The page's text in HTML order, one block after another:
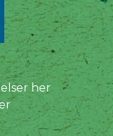
her